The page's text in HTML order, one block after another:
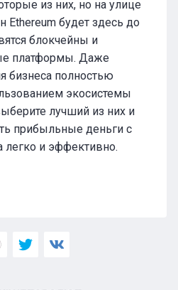
из них, но на улице
Ethereum будет здесь до
блокчейны и
платформы. Даже
бизнеса полностью
экосистемы
лучший из них и
прибыльные деньги с
и эффективно.